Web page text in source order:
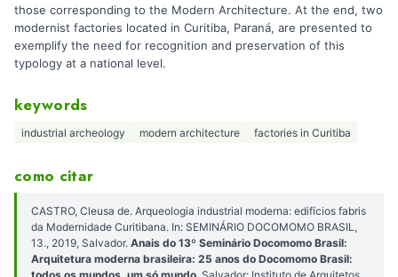
those corresponding to the Modern Architecture. At the end, two
modernist factories located in Curitiba, Paraná, are presented to
exemplify the need for recognition and preservation of this
typology at a national level.
keywords
industrial archeology modern architecture factories in Curitiba
como citar
CASTRO, Cleusa de. Arqueologia industrial moderna: edifícios fabris
da Modernidade Curitibana. In: SEMINÁRIO DOCOMOMO BRASIL,
13., 2019, Salvador. Anais do 13º Seminário Docomomo Brasil:
Arquitetura moderna brasileira: 25 anos do Docomomo Brasil: